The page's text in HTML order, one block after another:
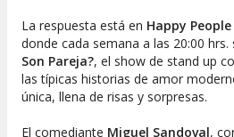
La respuesta está en Happy
donde cada semana a las 20:00 hrs.
Son Pareja?, el show de stand up
las típicas historias de amor
única, llena de risas y sorpresas.
El comediante Miguel Sandoval,